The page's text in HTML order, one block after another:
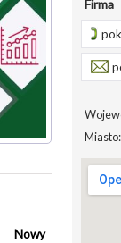
Nowy
Firma
Miasto: